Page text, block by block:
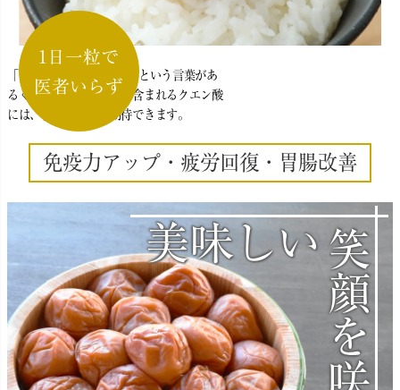
1日一粒で
医者いらず
「1日一粒で医者いらず」という言葉があ
るくらい梅干しに豊富に含まれるクエン酸
には、様々の効果が期待できます。
免疫力アップ・疲労回復・胃腸改善
美味しい